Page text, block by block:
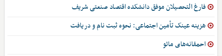
فارغ التحصیلان موفق دانشکده اقتصاد صنعتی شریف
هزینه عینک تأمین اجتماعی: نحوه ثبت نام و دریافت
احمقانه‌های مائو